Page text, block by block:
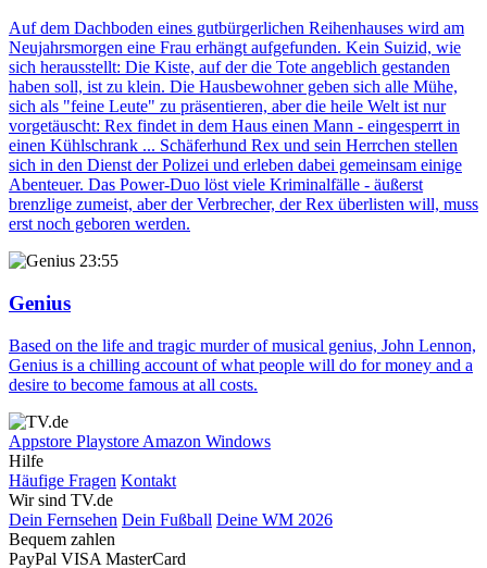
Auf dem Dachboden eines gutbürgerlichen Reihenhauses wird am
Neujahrsmorgen eine Frau erhängt aufgefunden. Kein Suizid, wie
sich herausstellt: Die Kiste, auf der die Tote angeblich gestanden
haben soll, ist zu klein. Die Hausbewohner geben sich alle Mühe,
sich als "feine Leute" zu präsentieren, aber die heile Welt ist nur
vorgetäuscht: Rex findet in dem Haus einen Mann - eingesperrt in
einen Kühlschrank ... Schäferhund Rex und sein Herrchen stellen
sich in den Dienst der Polizei und erleben dabei gemeinsam einige
Abenteuer. Das Power-Duo löst viele Kriminalfälle - äußerst
brenzlige zumeist, aber der Verbrecher, der Rex überlisten will, muss
erst noch geboren werden.
23:55
Genius
Based on the life and tragic murder of musical genius, John Lennon,
Genius is a chilling account of what people will do for money and a
desire to become famous at all costs.
Appstore Playstore Amazon Windows
Hilfe
Häufige Fragen Kontakt
Wir sind TV.de
Dein Fernsehen Dein Fußball Deine WM 2026
Bequem zahlen
PayPal VISA MasterCard